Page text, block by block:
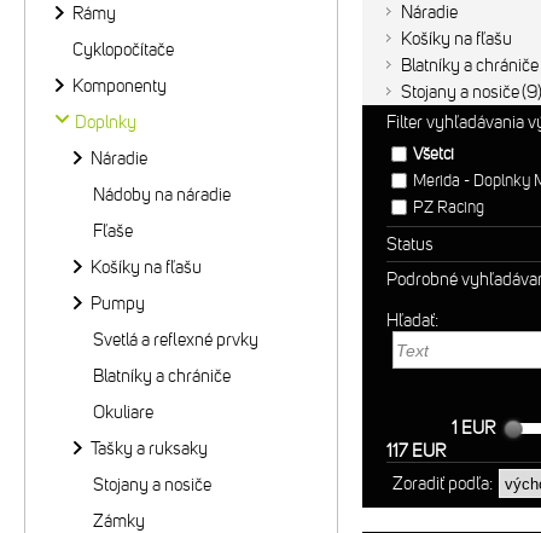
Náradie
Košíky na fľašu
Blatníky a chrániče
Stojany a nosiče 9
Filter vyhľadávania
Všetci
Merida - Doplnky
PZ Racing
Status
Podrobné
Hľadať:
1 EUR
117 EUR
Zoradiť podľa:
Rámy
Cyklopočítače
Komponenty
Doplnky
Náradie
Nádoby na náradie
Fľaše
Košíky na fľašu
Pumpy
Svetlá a reflexné prvky
Blatníky a chrániče
Okuliare
Tašky a ruksaky
Stojany a nosiče
Zámky